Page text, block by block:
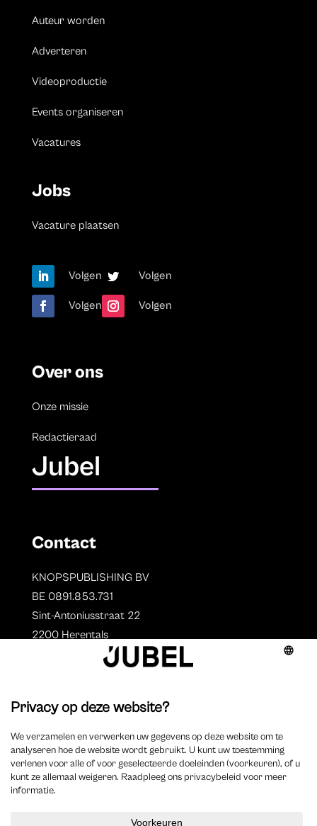
Auteur worden
Adverteren
Videoproductie
Events organiseren
Vacatures
Jobs
Vacature plaatsen
Volgen Volgen
Volgen Volgen
Over ons
Onze missie
Redactieraad
Jubel
Contact
KNOPSPUBLISHING BV
BE 0891.853.731
Sint-Antoniusstraat 22
2200 Herentals
Auteurs
Overzicht auteurs
Auteur worden?